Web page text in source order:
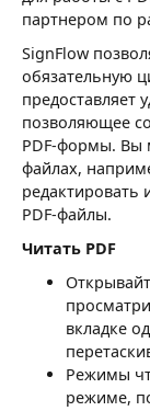
партнером по
SignFlow
обязательную
предоставляет
позволяющее
PDF-формы. Вы
файлах,
редактировать
PDF-файлы.
Читать PDF
вкладке
Режимы
режиме,